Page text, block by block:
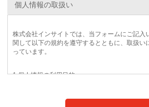
個人情報の取扱い
株式会社インサイトでは、当フォームにご記入
関して以下の規約を遵守するとともに、取扱い
っています。
1.個人情報の利用目的